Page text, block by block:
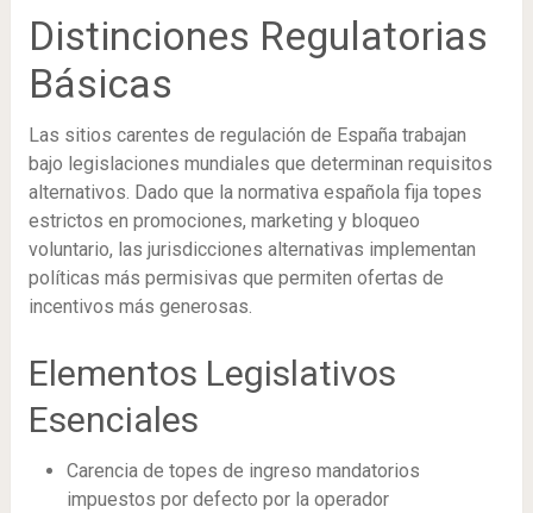
Distinciones Regulatorias
Básicas
Las sitios carentes de regulación de España trabajan
bajo legislaciones mundiales que determinan requisitos
alternativos. Dado que la normativa española fija topes
estrictos en promociones, marketing y bloqueo
voluntario, las jurisdicciones alternativas implementan
políticas más permisivas que permiten ofertas de
incentivos más generosas.
Elementos Legislativos
Esenciales
Carencia de topes de ingreso mandatorios
impuestos por defecto por la operador